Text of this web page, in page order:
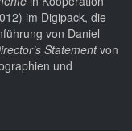
im Digipack, die
von Daniel
Statementvon
und